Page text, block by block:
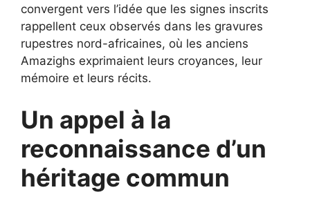
convergent vers l’idée que les signes inscrits
rappellent ceux observés dans les gravures
rupestres nord-africaines, où les anciens
Amazighs exprimaient leurs croyances, leur
mémoire et leurs récits.
Un appel à la
reconnaissance d’un
héritage commun